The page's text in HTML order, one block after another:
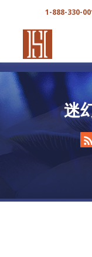
1-888-330-
迷